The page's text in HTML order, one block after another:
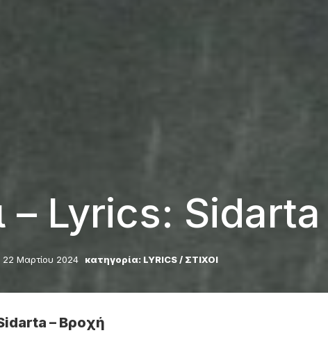
– Lyrics:
22 Μαρτίου 2024 κατηγορία: LYRICS / ΣΤΙΧΟΙ
– Βροχή